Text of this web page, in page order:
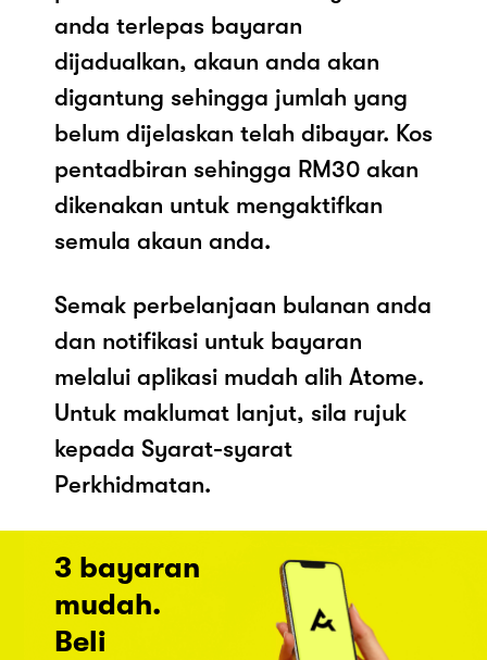
anda terlepas bayaran
dijadualkan, akaun anda akan
digantung sehingga jumlah yang
belum dijelaskan telah dibayar. Kos
pentadbiran sehingga RM30 akan
dikenakan untuk mengaktifkan
semula akaun anda.
Semak perbelanjaan bulanan anda
dan notifikasi untuk bayaran
melalui aplikasi mudah alih Atome.
Untuk maklumat lanjut, sila rujuk
kepada Syarat-syarat
Perkhidmatan.
3 bayaran
mudah.
Beli